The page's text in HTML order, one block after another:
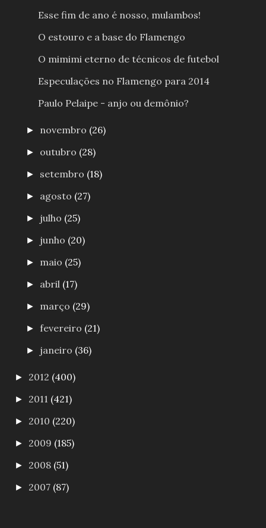
Esse fim de ano é nosso, mulambos!
O estouro e a base do Flamengo
O mimimi eterno de técnicos de futebol
Especulações no Flamengo para 2014
Paulo Pelaipe - anjo ou demônio?
► novembro (26)
► outubro (28)
► setembro (18)
► agosto (27)
► julho (25)
► junho (20)
► maio (25)
► abril (17)
► março (29)
►fevereiro (21)
► janeiro (36)
► 2012 (400)
► 2011 (421)
► 2010 (220)
► 2009 (185)
► 2008 (51)
► 2007 (87)